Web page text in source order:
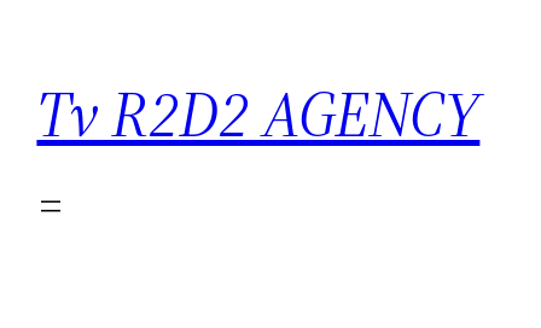
conteúdo
Tv R2D2 AGENCY